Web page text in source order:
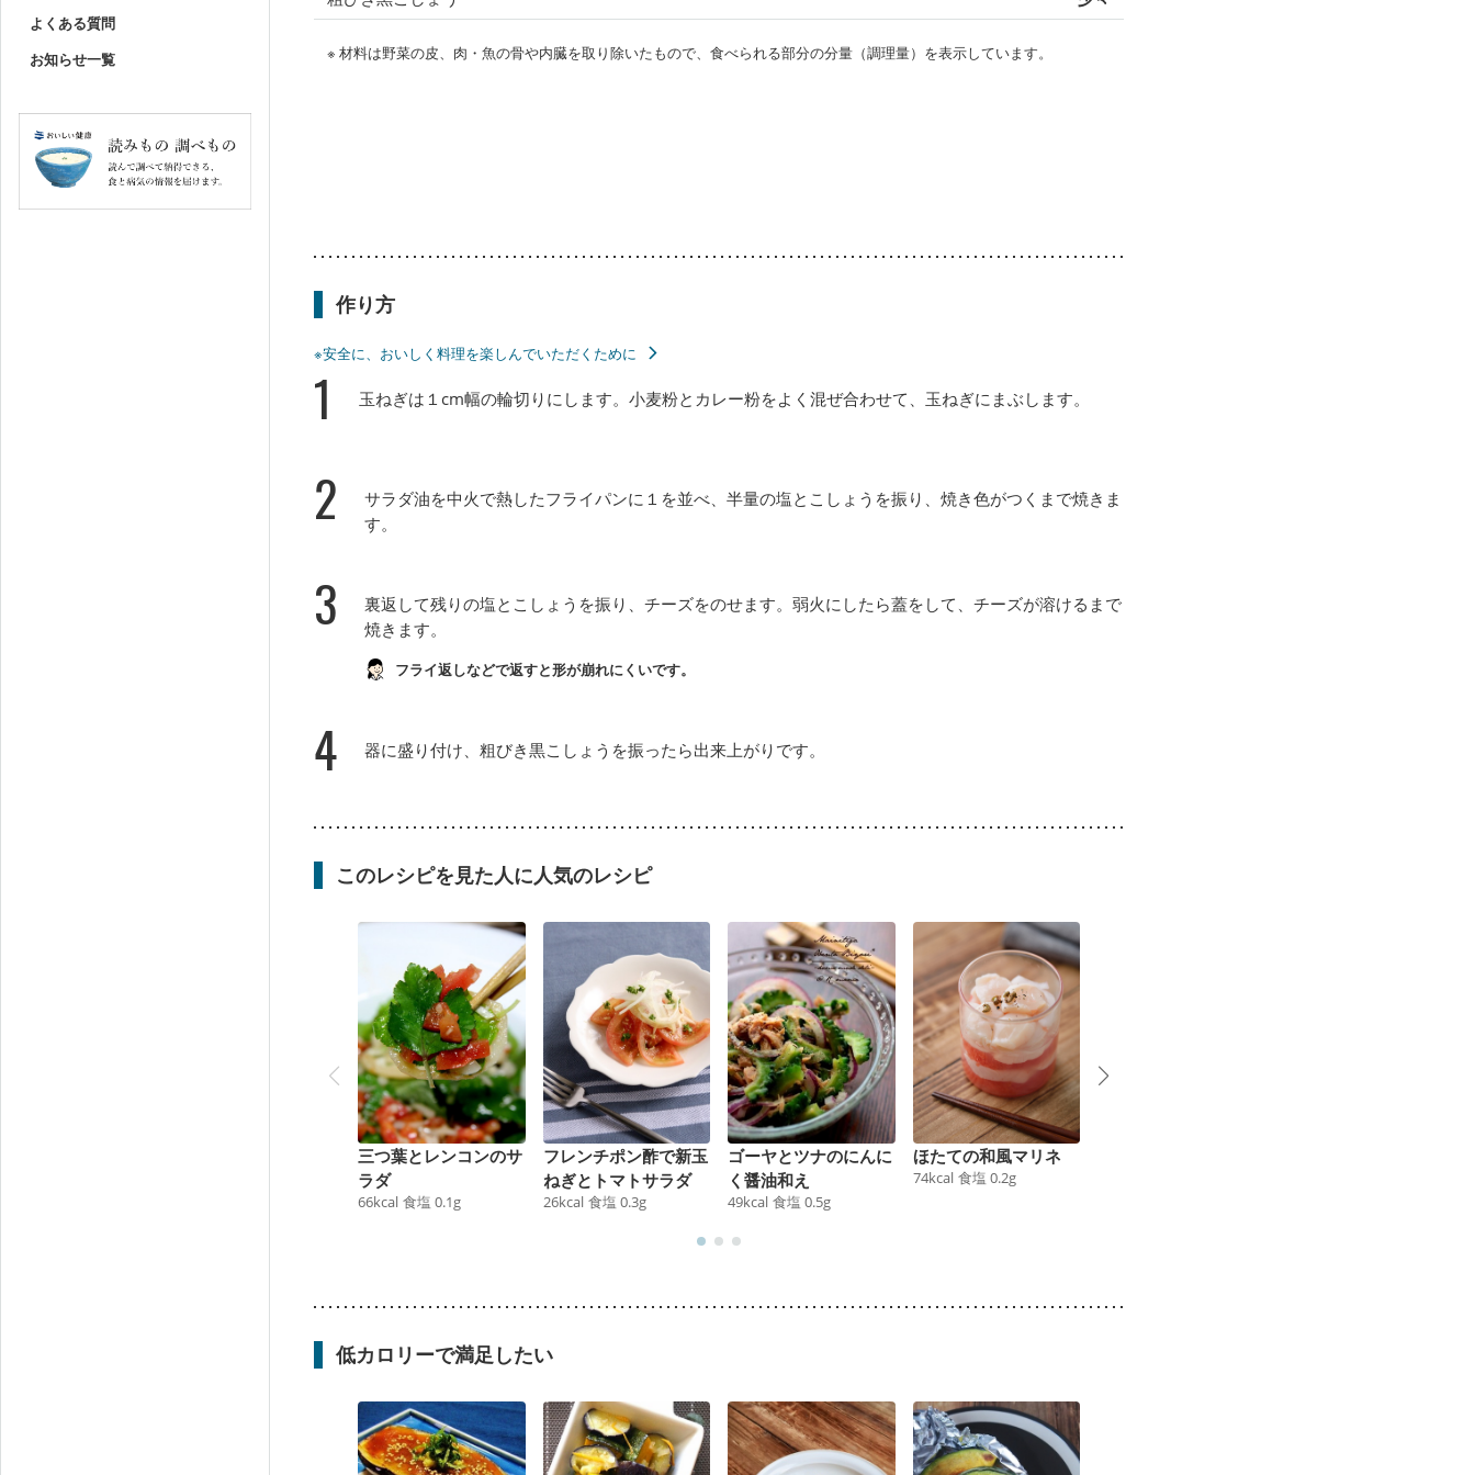
よくある質問
お知らせ一覧
※ 材料は野菜の皮、肉・魚の骨や内臓を取り除いたもので、食べられる部分の分量（調理量）を表示しています。
作り方
※安全に、おいしく料理を楽しんでいただくために
1 玉ねぎは１cm幅の輪切りにします。小麦粉とカレー粉をよく混ぜ合わせて、玉ねぎにまぶします。
2
サラダ油を中火で熱したフライパンに１を並べ、半量の塩とこしょうを振り、焼き色がつくまで焼きま
す。
3
裏返して残りの塩とこしょうを振り、チーズをのせます。弱火にしたら蓋をして、チーズが溶けるまで
焼きます。
フライ返しなどで返すと形が崩れにくいです。
4 器に盛り付け、粗びき黒こしょうを振ったら出来上がりです。
このレシピを見た人に人気のレシピ
三つ葉とレンコンのサ
ラダ
66kcal 食塩 0.1g
フレンチポン酢で新玉
ねぎとトマトサラダ
26kcal 食塩 0.3g
ゴーヤとツナのにんに
く醤油和え
49kcal 食塩 0.5g
ほたての和風マリネ
74kcal 食塩 0.2g
低カロリーで満足したい